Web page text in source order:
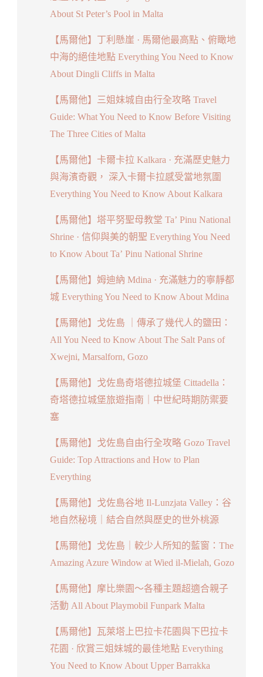
About St Peter’s Pool in Malta
【馬爾他】丁利懸崖 · 馬爾他最高點、俯瞰地
中海的絕佳地點 Everything You Need to Know
About Dingli Cliffs in Malta
【馬爾他】三姐妹城自由行全攻略 Travel
Guide: What You Need to Know Before Visiting
The Three Cities of Malta
【馬爾他】卡爾卡拉 Kalkara · 充滿歷史魅力
與海濱奇觀， 深入卡爾卡拉感受當地氛圍
Everything You Need to Know About Kalkara
【馬爾他】塔平努聖母教堂 Ta’ Pinu National
Shrine · 信仰與美的朝聖 Everything You Need
to Know About Ta’ Pinu National Shrine
【馬爾他】姆迪納 Mdina · 充滿魅力的寧靜都
城 Everything You Need to Know About Mdina
【馬爾他】戈佐島 ｜傳承了幾代人的鹽田：
All You Need to Know About The Salt Pans of
Xwejni, Marsalforn, Gozo
【馬爾他】戈佐島奇塔德拉城堡 Cittadella：
奇塔德拉城堡旅遊指南｜中世紀時期防禦要
塞
【馬爾他】戈佐島自由行全攻略 Gozo Travel
Guide: Top Attractions and How to Plan
Everything
【馬爾他】戈佐島谷地 Il-Lunzjata Valley：谷
地自然秘境｜結合自然與歷史的世外桃源
【馬爾他】戈佐島｜較少人所知的藍窗：The
Amazing Azure Window at Wied il-Mielaħ, Gozo
【馬爾他】摩比樂園～各種主題超適合親子
活動 All About Playmobil Funpark Malta
【馬爾他】瓦萊塔上巴拉卡花園與下巴拉卡
花園 · 欣賞三姐妹城的最佳地點 Everything
You Need to Know About Upper Barrakka